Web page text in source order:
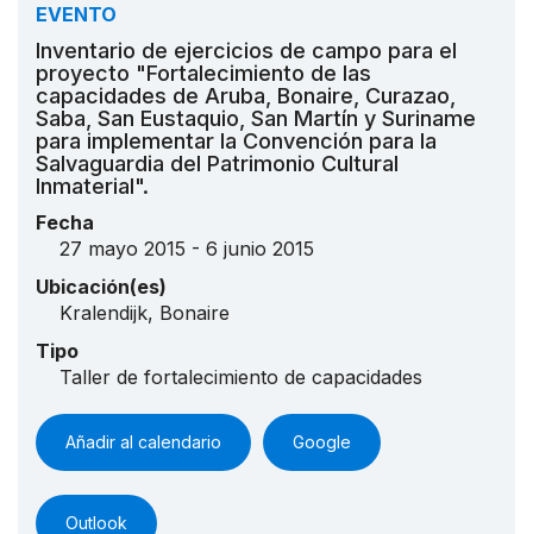
EVENTO
Inventario de ejercicios de campo para el
proyecto "Fortalecimiento de las
capacidades de Aruba, Bonaire, Curazao,
Saba, San Eustaquio, San Martín y Suriname
para implementar la Convención para la
Salvaguardia del Patrimonio Cultural
Inmaterial".
Fecha
27 mayo 2015 - 6 junio 2015
Ubicación(es)
Kralendijk, Bonaire
Tipo
Taller de fortalecimiento de capacidades
Añadir al calendario Google
Outlook